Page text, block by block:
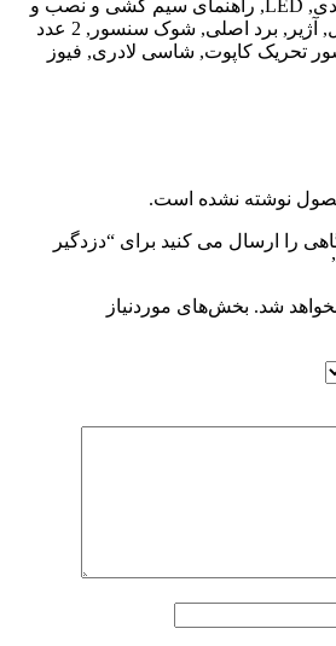
بست کمر بندی, LED, راهنمای سیم کشی و نصب و
قابلیت ها, سیم بندی کامل, آژیر, برد اصلی, شوک سنسور, 2 عدد
تحریک کاپوت, شاسی لادری, فیوز
نوشته نشده است.
را ارسال می کنید برای “دزدگیر
شد. بخش‌های موردنیاز